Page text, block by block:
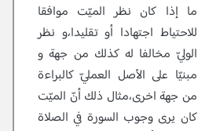
ما إذا كان نظر الميّت موافقا
للاحتياط اجتهادا أو تقليدا،و نظر
الوليّ مخالفا له كذلك من جهة و
مبنيّا على الأصل العمليّ كالبراءة
من جهة اخرى،مثال ذلك أنّ الميّت
كان يرى وجوب السورة في الصلاة